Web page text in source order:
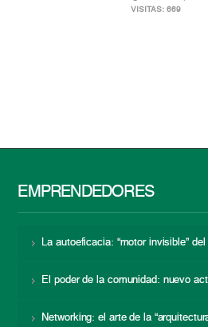
VISITAS: 669
EMPRENDEDORES
La autoeficacia: “motor invisible”
El poder de la comunidad: nuevo
Networking: el arte de la